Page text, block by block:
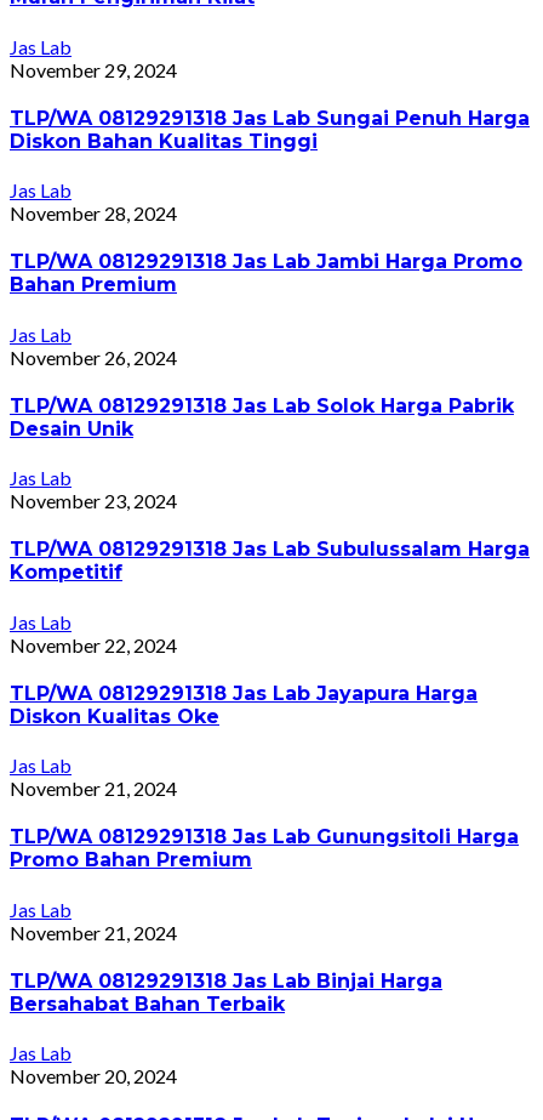
Jas Lab
November 29, 2024
TLP/WA 08129291318 Jas Lab Sungai Penuh Harga
Diskon Bahan Kualitas Tinggi
Jas Lab
November 28, 2024
TLP/WA 08129291318 Jas Lab Jambi Harga Promo
Bahan Premium
Jas Lab
November 26, 2024
TLP/WA 08129291318 Jas Lab Solok Harga Pabrik
Desain Unik
Jas Lab
November 23, 2024
TLP/WA 08129291318 Jas Lab Subulussalam Harga
Kompetitif
Jas Lab
November 22, 2024
TLP/WA 08129291318 Jas Lab Jayapura Harga
Diskon Kualitas Oke
Jas Lab
November 21, 2024
TLP/WA 08129291318 Jas Lab Gunungsitoli Harga
Promo Bahan Premium
Jas Lab
November 21, 2024
TLP/WA 08129291318 Jas Lab Binjai Harga
Bersahabat Bahan Terbaik
Jas Lab
November 20, 2024